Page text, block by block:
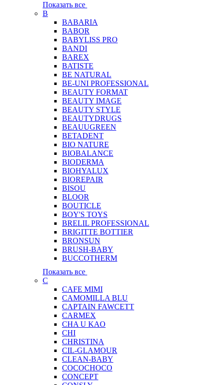
Показать все
B
BABARIA
BABOR
BABYLISS PRO
BANDI
BAREX
BATISTE
BE NATURAL
BE-UNI PROFESSIONAL
BEAUTY FORMAT
BEAUTY IMAGE
BEAUTY STYLE
BEAUTYDRUGS
BEAUUGREEN
BETADENT
BIO NATURE
BIOBALANCE
BIODERMA
BIOHYALUX
BIOREPAIR
BISOU
BLOOR
BOUTICLE
BOY'S TOYS
BRELIL PROFESSIONAL
BRIGITTE BOTTIER
BRONSUN
BRUSH-BABY
BUCCOTHERM
Показать все
C
CAFE MIMI
CAMOMILLA BLU
CAPTAIN FAWCETT
CARMEX
CHA U KAO
CHI
CHRISTINA
CIL-GLAMOUR
CLEAN-BABY
COCOCHOCO
CONCEPT